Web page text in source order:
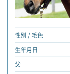
性別 / 毛色
生年月日
父